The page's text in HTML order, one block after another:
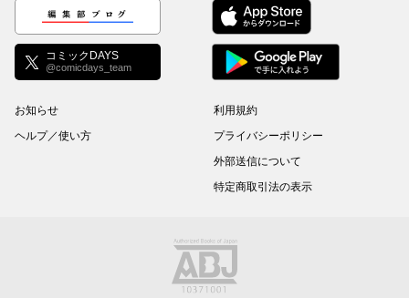
編集部ブログ
コミックDAYS
@comicdays_team
お知らせ
ヘルプ／使い方
利用規約
プライバシーポリシー
外部送信について
特定商取引法の表示